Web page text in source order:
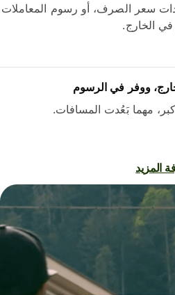
سعر الصرف، أو رسوم المعاملات
الخارج.
ووفر في الرسوم
مهما بَعُدت المسافات.